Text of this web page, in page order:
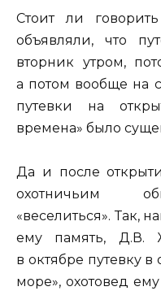
Стоит ли
объявляли, что
вторник утром,
а потом вообще на
путевки на
времена» было
Да и после
охотничьим
«веселиться». Так,
ему память, Д.В.
в октябре путевку в
море», охотовед